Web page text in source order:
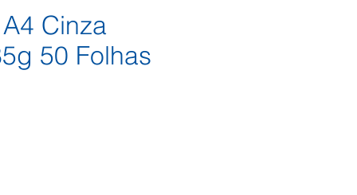
Cinza
50 Folhas